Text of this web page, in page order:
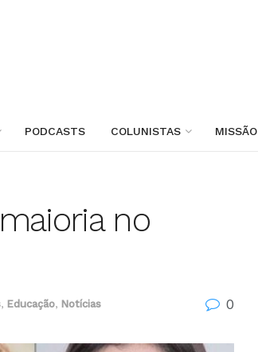
PODCASTS COLUNISTAS MISSÃO
no
, Educação, Notícias 0